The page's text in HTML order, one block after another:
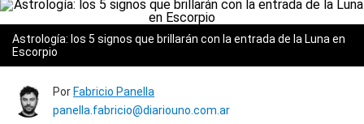
Astrología: los 5 signos que brillarán con la entrada de la Luna en
Escorpio
Por Fabricio Panella
panella.fabricio@diariouno.com.ar